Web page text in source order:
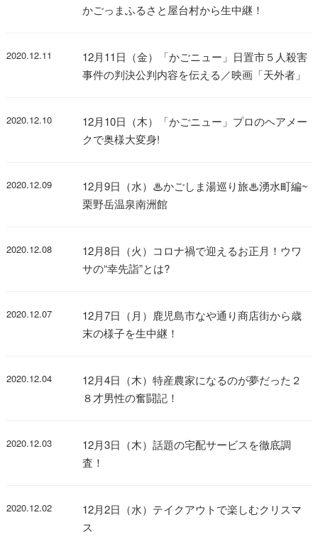
かごっまふるさと屋台村から生中継！
2020.12.11
12月11日（金）「かごニュー」日置市５人殺害
事件の判決公判内容を伝える／映画「天外者」
2020.12.10
12月10日（木）「かごニュー」プロのヘアメー
クで奥様大変身!
2020.12.09
12月9日（水）♨かごしま湯巡り旅♨湧水町編~
栗野岳温泉南洲館
2020.12.08
12月8日（火）コロナ禍で迎えるお正月！ウワ
サの“幸先詣”とは?
2020.12.07
12月7日（月）鹿児島市なや通り商店街から歳
末の様子を生中継！
2020.12.04
12月4日（木）特産農家になるのが夢だった２
８才男性の奮闘記！
2020.12.03
12月3日（木）話題の宅配サービスを徹底調
査！
2020.12.02
12月2日（水）テイクアウトで楽しむクリスマ
ス